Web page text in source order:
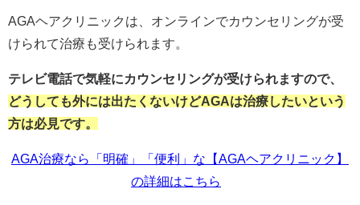
AGAヘアクリニックは、オンラインでカウンセリングが受
けられて治療も受けられます。
テレビ電話で気軽にカウンセリングが受けられますので、
どうしても外には出たくないけどAGAは治療したいという
方は必見です。
AGA治療なら「明確」「便利」な【AGAヘアクリニック】
の詳細はこちら